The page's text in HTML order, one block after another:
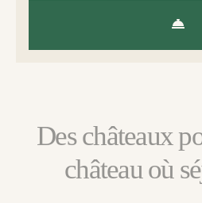
Des châteaux
château où